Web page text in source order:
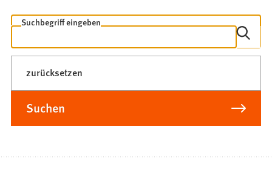
Freitextsuche
Suchbegriff eingeben
zurücksetzen
Suchen